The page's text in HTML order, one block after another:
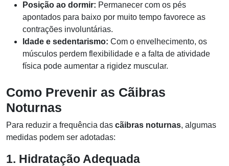
Posição ao dormir: Permanecer com os pés
apontados para baixo por muito tempo favorece as
contrações involuntárias.
Idade e sedentarismo: Com o envelhecimento, os
músculos perdem flexibilidade e a falta de atividade
física pode aumentar a rigidez muscular.
Como Prevenir as Cãibras
Noturnas
Para reduzir a frequência das cãibras noturnas, algumas
medidas podem ser adotadas:
1. Hidratação Adequada